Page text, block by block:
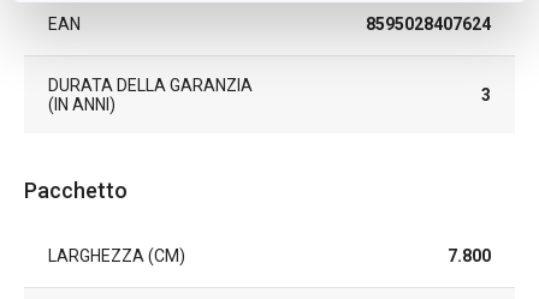
EAN 8595028407624
DURATA DELLA GARANZIA
(IN ANNI)
3
Pacchetto
LARGHEZZA (CM) 7.800